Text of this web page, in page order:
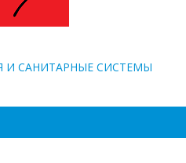
И САНИТАРНЫЕ СИСТЕМЫ